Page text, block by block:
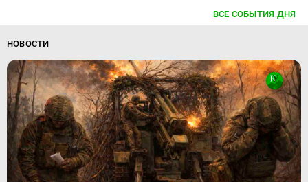
ВСЕ СОБЫТИЯ ДНЯ
НОВОСТИ